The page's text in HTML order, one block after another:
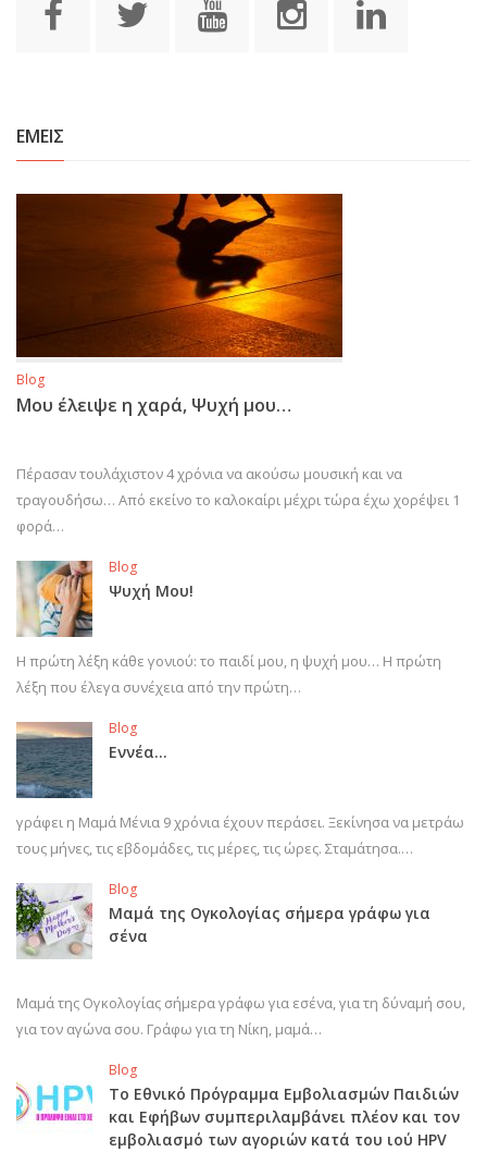
ΕΜΕΙΣ
Blog
Μου έλειψε η χαρά, Ψυχή μου…
Πέρασαν τουλάχιστον 4 χρόνια να ακούσω μουσική και να
τραγουδήσω… Από εκείνο το καλοκαίρι μέχρι τώρα έχω χορέψει 1
φορά…
Blog
Ψυχή Μου!
Η πρώτη λέξη κάθε γονιού: το παιδί μου, η ψυχή μου… Η πρώτη
λέξη που έλεγα συνέχεια από την πρώτη…
Blog
Εννέα…
γράφει η Μαμά Μένια 9 χρόνια έχουν περάσει. Ξεκίνησα να μετράω
τους μήνες, τις εβδομάδες, τις μέρες, τις ώρες. Σταμάτησα.…
Blog
Μαμά της Ογκολογίας σήμερα γράφω για
σένα
Μαμά της Ογκολογίας σήμερα γράφω για εσένα, για τη δύναμή σου,
για τον αγώνα σου. Γράφω για τη Νίκη, μαμά…
Blog
Το Εθνικό Πρόγραμμα Εμβολιασμών Παιδιών
και Εφήβων συμπεριλαμβάνει πλέον και τον
εμβολιασμό των αγοριών κατά του ιού HPV